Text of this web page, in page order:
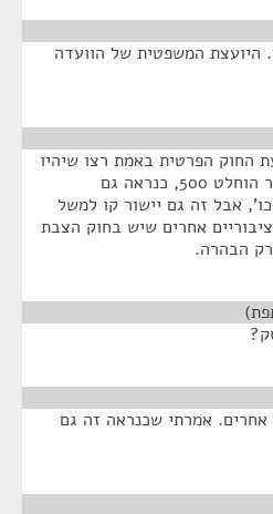
המשפטית של הוועדה
החוק הפרטית באמת רצו שיהיו
250 תלמידים. בסופו של דבר הוחלט 500, כנראה גם
אבל זה גם יישור קו למשל
אחרים שיש בחוק הצבת
רק הבהרה.
אחרים. אמרתי שכנראה זה גם